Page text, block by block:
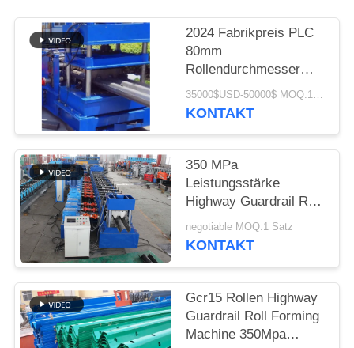
2024 Fabrikpreis PLC
80mm
Rollendurchmesser
Highway Guardrail
Formmaschine
35000$USD-50000$ MOQ:1 Satz
KONTAKT
350 MPa
Leistungsstärke
Highway Guardrail Roll
Forming Machine mit
400H Balkenstruktur
negotiable MOQ:1 Satz
KONTAKT
Gcr15 Rollen Highway
Guardrail Roll Forming
Machine 350Mpa